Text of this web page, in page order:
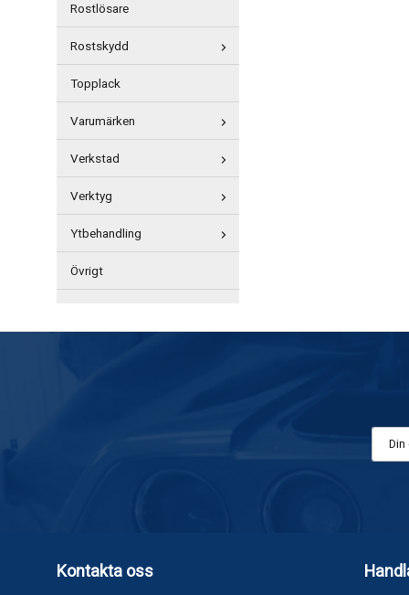
Rostlösare
Rostskydd
Topplack
Varumärken
Verkstad
Verktyg
Ytbehandling
Övrigt
Kontakta oss